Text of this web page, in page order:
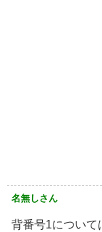
名無しさん
背番号1について